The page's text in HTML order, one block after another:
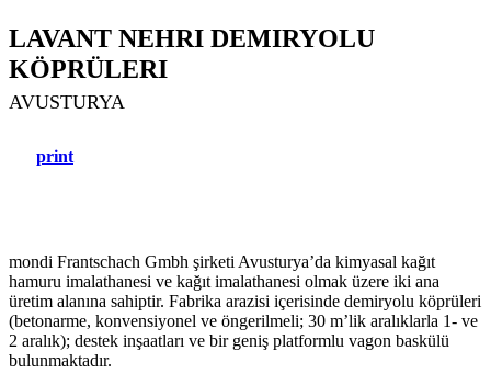
LAVANT NEHRI DEMIRYOLU
KÖPRÜLERI
AVUSTURYA
print
mondi Frantschach Gmbh şirketi Avusturya’da kimyasal kağıt
hamuru imalathanesi ve kağıt imalathanesi olmak üzere iki ana
üretim alanına sahiptir. Fabrika arazisi içerisinde demiryolu köprüleri
(betonarme, konvensiyonel ve öngerilmeli; 30 m’lik aralıklarla 1- ve
2 aralık); destek inşaatları ve bir geniş platformlu vagon baskülü
bulunmaktadır.